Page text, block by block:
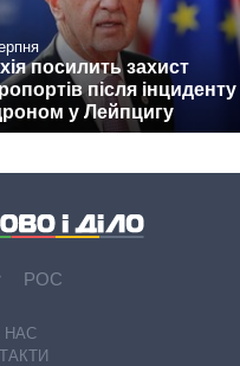
посилить захист
після інциденту
у Лейпцигу
РОС
НАС